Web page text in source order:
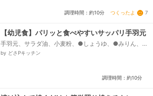
調理時間：約10分 つくったよ 7
【幼児食】パリッと食べやすいサッパリ手羽元
手羽元、サラダ油、小麦粉、●しょうゆ、●みりん、●
酒、●砂糖、●酢
by どさPキッチン
調理時間：約10分